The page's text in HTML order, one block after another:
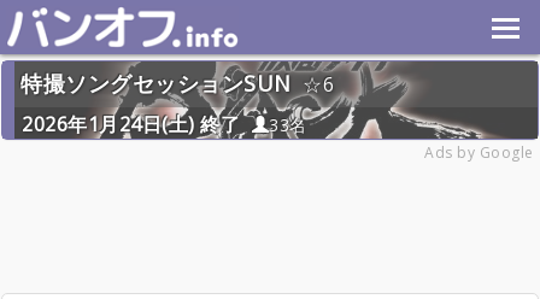
特撮ソングセッションSUN
6
2026年1月24日(土) 終了
33名
Ads by Google